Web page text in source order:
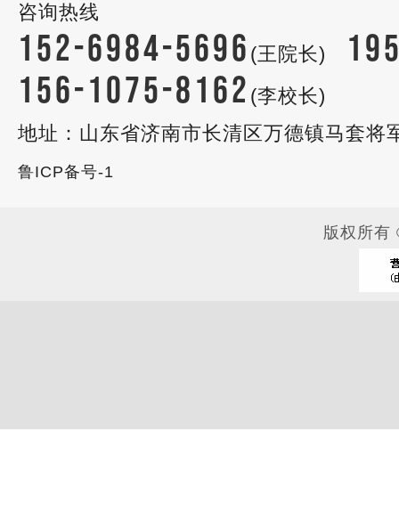
咨询热线
152-6984-5696 (王院长)
156-1075-8162 (李校长)
地址：山东省济南市长清区万德镇马套将
鲁ICP备号-1
版权所有